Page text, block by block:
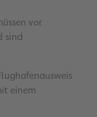
vor
sind
einem